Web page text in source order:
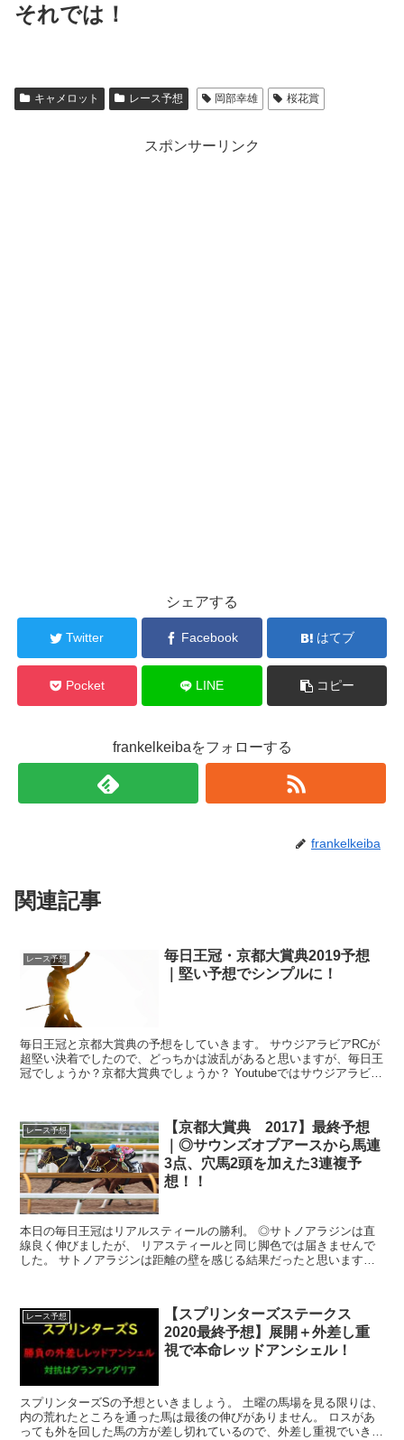
それでは！
キャメロット レース予想 岡部幸雄 桜花賞
スポンサーリンク
シェアする
Twitter Facebook はてブ
Pocket LINE コピー
frankelkeibaをフォローする
frankelkeiba
関連記事
レース予想
毎日王冠・京都大賞典2019予想
｜堅い予想でシンプルに！
毎日王冠と京都大賞典の予想をしていきます。 サウジアラビアRCが
超堅い決着でしたので、どっちかは波乱があると思いますが、毎日王
冠でしょうか？京都大賞典でしょうか？ Youtubeではサウジアラビア
レース予想
【京都大賞典 2017】最終予想
｜◎サウンズオブアースから馬連
3点、穴馬2頭を加えた3連複予
想！！
本日の毎日王冠はリアルスティールの勝利。 ◎サトノアラジンは直
線良く伸びましたが、 リアスティールと同じ脚色では届きませんで
した。 サトノアラジンは距離の壁を感じる結果だったと思います。
レース予想
【スプリンターズステークス
2020最終予想】展開＋外差し重
視で本命レッドアンシェル！
スプリンターズSの予想といきましょう。 土曜の馬場を見る限りは、
内の荒れたところを通った馬は最後の伸びがありません。 ロスがあ
っても外を回した馬の方が差し切れているので、外差し重視でいきま